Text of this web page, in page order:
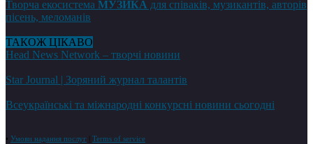
Творча екосистема МУЗИКА для співаків, музикантів, авторів
пісень, меломанів
ТАКОЖ ЦІКАВО
Head News Network – творчі новини
Star Journal | Зоряний журнал талантів
Всеукраїнські та міжнародні конкурсні новини сьогодні
• Умови надання послуг
Terms of service